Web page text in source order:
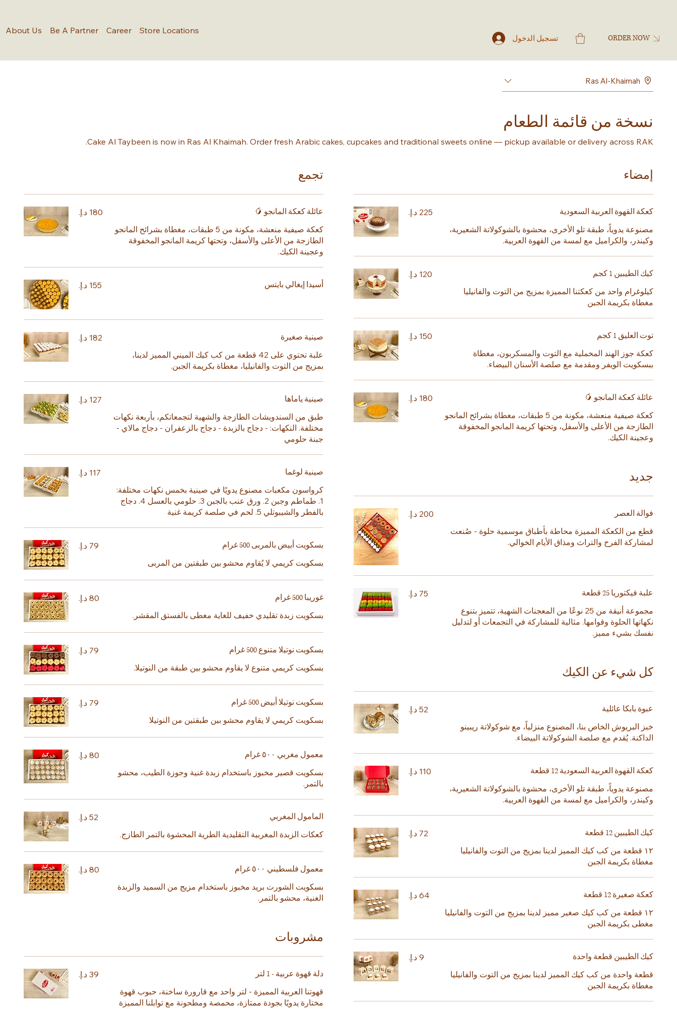
About Us Be A Partner Career Store Locations
تسجيل الدخول ORDER NOW
Ras Al-Khaimah
نسخة من قائمة الطعام
Cake Al Taybeen is now in Ras Al Khaimah. Order fresh Arabic cakes, cupcakes and traditional sweets online — pickup available or delivery across RAK.
إمضاء
كعكة القهوة العربية السعودية
مصنوعة يدوياً، طبقة تلو الأخرى، محشوة بالشوكولاتة الشعيرية،
وكيندر، والكراميل مع لمسة من القهوة العربية.
كيك الطيبين 1 كجم
كيلوغرام واحد من كعكتنا المميزة بمزيج من التوت والفانيليا
مغطاة بكريمة الجبن
توت العليق 1 كجم
كعكة جوز الهند المخملية مع التوت والمسكربون، مغطاة
ببسكويت الويفر ومقدمة مع صلصة الأسنان البيضاء.
عائلة كعكة المانجو 🥭
كعكة صيفية منعشة، مكونة من 5 طبقات، مغطاة بشرائح المانجو
الطازجة من الأعلى والأسفل، وتحتها كريمة المانجو المخفوقة
وعجينة الكيك.
جديد
فوالة العصر
قطع من الكعكة المميزة محاطة بأطباق موسمية حلوة - صُنعت
لمشاركة الفرح والتراث ومذاق الأيام الخوالي.
علبة فيكتوريا 25 قطعة
مجموعة أنيقة من 25 نوعًا من المعجنات الشهية، تتميز بتنوع
نكهاتها الحلوة وقوامها. مثالية للمشاركة في التجمعات أو لتدليل
نفسك بشيء مميز.
كل شيء عن الكيك
عبوة بابكا عائلية
خبز البريوش الخاص بنا، المصنوع منزلياً، مع شوكولاتة ريبينو
الداكنة. يُقدم مع صلصة الشوكولاتة البيضاء.
كعكة القهوة العربية السعودية 12 قطعة
مصنوعة يدوياً، طبقة تلو الأخرى، محشوة بالشوكولاتة الشعيرية،
وكيندر، والكراميل مع لمسة من القهوة العربية.
كيك الطيبين 12 قطعة
١٢ قطعة من كب كيك المميز لدينا بمزيج من التوت والفانيليا
مغطاة بكريمة الجبن
كعكة صغيرة 12 قطعة
١٢ قطعة من كب كيك صغير مميز لدينا بمزيج من التوت والفانيليا
مغطى بكريمة الجبن
كيك الطيبين قطعة واحدة
قطعة واحدة من كب كيك المميز لدينا بمزيج من التوت والفانيليا
مغطاة بكريمة الجبن
تجمع
عائلة كعكة المانجو 🥭
كعكة صيفية منعشة، مكونة من 5 طبقات، مغطاة بشرائح المانجو
الطازجة من الأعلى والأسفل، وتحتها كريمة المانجو المخفوقة
وعجينة الكيك.
أسيدا إيغالي بايتس
صينية صغيرة
علبة تحتوي على 42 قطعة من كب كيك الميني المميز لدينا،
بمزيج من التوت والفانيليا، مغطاة بكريمة الجبن.
صينية ياماها
طبق من السندويشات الطازجة والشهية لتجمعاتكم، بأربعة نكهات
مختلفة. النكهات: - دجاج بالزبدة - دجاج بالزعفران - دجاج مالاي -
جبنة حلومي
صينية لوغما
كرواسون مكعبات مصنوع يدويًا في صينية بخمس نكهات مختلفة:
1. طماطم وجبن 2. ورق عنب بالجبن 3. حلومي بالعسل 4. دجاج
بالفطر والشيبوتلي 5. لحم في صلصة كريمة غنية
بسكويت أبيض بالمربى 500 غرام
بسكويت كريمي لا يُقاوم محشو بين طبقتين من المربى
غوريبا 500 غرام
بسكويت زبدة تقليدي خفيف للغاية مغطى بالفستق المقشر.
بسكويت نوتيلا متنوع 500 غرام
بسكويت كريمي متنوع لا يقاوم محشو بين طبقة من النوتيلا.
بسكويت نوتيلا أبيض 500 غرام
بسكويت كريمي لا يقاوم محشو بين طبقتين من النوتيلا
معمول مغربي ٥٠٠ غرام
بسكويت قصير مخبوز باستخدام زبدة غنية وجوزة الطيب، محشو
بالتمر.
المامول المغربي
كعكات الزبدة المغربية التقليدية الطرية المحشوة بالتمر الطازج.
معمول فلسطيني ٥٠٠ غرام
بسكويت الشورت بريد مخبوز باستخدام مزيج من السميد والزبدة
الغنية، محشو بالتمر.
مشروبات
دلة قهوة عربية - 1 لتر
قهوتنا العربية المميزة - لتر واحد مع قارورة ساخنة، حبوب قهوة
مختارة يدويًا بجودة ممتازة، محمصة ومطحونة مع توابلنا المميزة